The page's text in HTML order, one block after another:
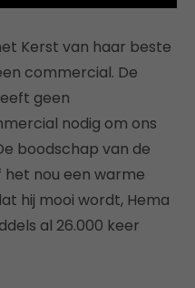
Kerst van haar beste
commercial. De
geen
nodig om ons
boodschap van de
het nou een warme
hij mooi wordt, Hema
al 26.000 keer